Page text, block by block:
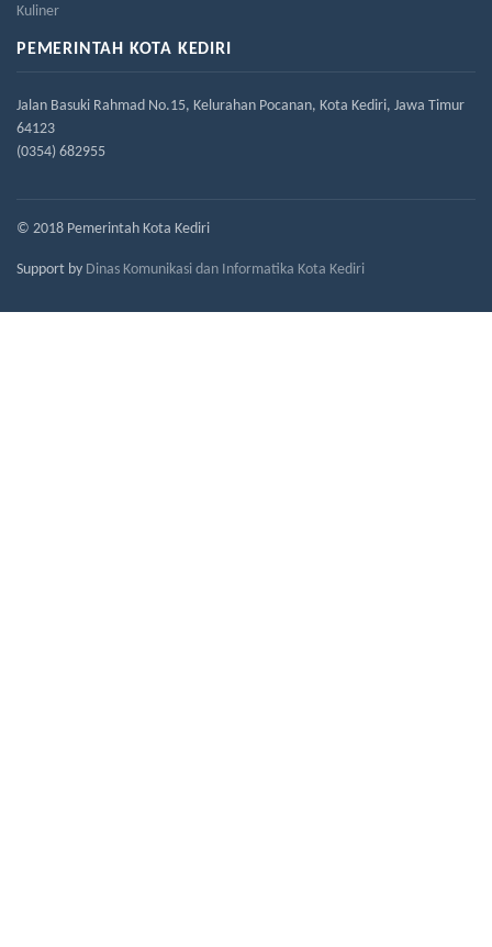
Kuliner
PEMERINTAH KOTA KEDIRI
Jalan Basuki Rahmad No.15, Kelurahan Pocanan, Kota Kediri, Jawa Timur
64123
(0354) 682955
© 2018 Pemerintah Kota Kediri
Support by Dinas Komunikasi dan Informatika Kota Kediri